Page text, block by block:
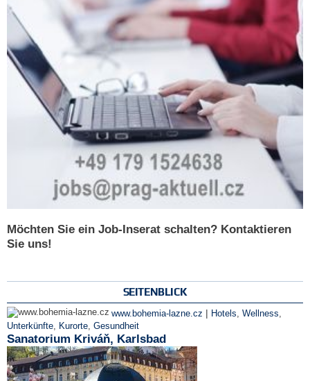
Möchten Sie ein Job-Inserat schalten? Kontaktieren
Sie uns!
SEITENBLICK
www.bohemia-lazne.cz | Hotels, Wellness,
Unterkünfte, Kurorte, Gesundheit
Sanatorium Kriváň, Karlsbad